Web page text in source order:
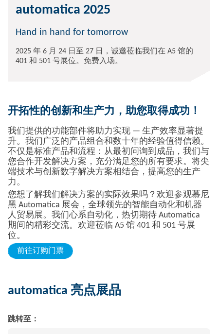
automatica 2025
Hand in hand for tomorrow
2025 年 6 月 24 日至 27 日，诚邀莅临我们在 A5 馆的
401 和 501 号展位。免费入场。
开拓性的创新和生产力，助您取得成功！
我们提供的功能部件将助力实现 — 生产效率显著提
升。我们广泛的产品组合和数十年的经验值得信赖。
不仅是标准产品和流程：从最初问询到成品，我们与
您合作开发解决方案，充分满足您的所有要求。将尖
端技术与创新数字解决方案相结合，提高您的生产
力。
您想了解我们解决方案的实际效果吗？欢迎参观慕尼
黑 Automatica 展会，全球领先的智能自动化和机器
人贸易展。我们心系自动化，热切期待 Automatica
期间的精彩交流。欢迎莅临 A5 馆 401 和 501 号展
位。
前往订购门票
automatica 亮点展品
跳转至：